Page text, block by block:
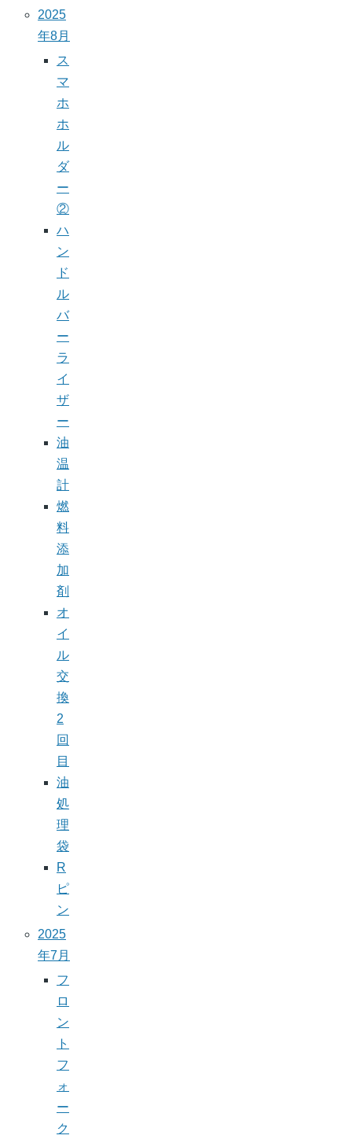
2025
年8月
ス
マ
ホ
ホ
ル
ダ
ー
②
ハ
ン
ド
ル
バ
ー
ラ
イ
ザ
ー
油
温
計
燃
料
添
加
剤
オ
イ
ル
交
換
2
回
目
油
処
理
袋
R
ピ
ン
2025
年7月
フ
ロ
ン
ト
フ
ォ
ー
ク